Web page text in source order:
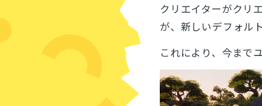
クリエイターがクリ
が、新しいデフォル
これにより、今まで